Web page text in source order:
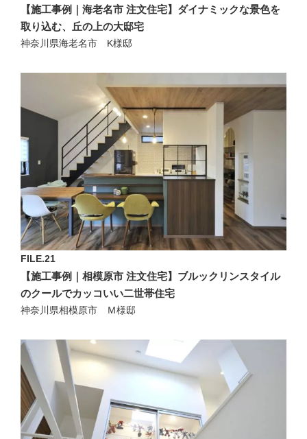
【施工事例｜海老名市 注文住宅】ダイナミックな景色を
取り込む、丘の上の大邸宅
神奈川県海老名市 K様邸
FILE.21
【施工事例｜相模原市 注文住宅】ブルックリンスタイル
のクールでカッコいい二世帯住宅
神奈川県相模原市 Ｍ様邸